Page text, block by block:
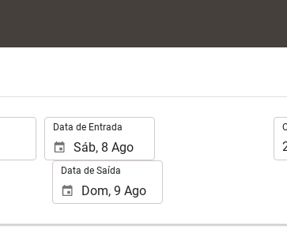
Data de Entrada
Data de Saída